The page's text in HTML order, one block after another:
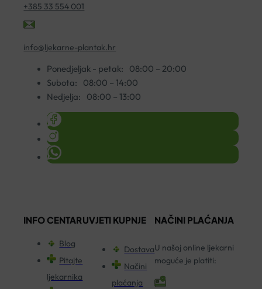
+385 33 554 001
info@ljekarne-plantak.hr
Ponedjeljak - petak:
08:00 – 20:00
Subota:
08:00 – 14:00
Nedjelja:
08:00 – 13:00
INFO CENTAR
Blog
Pitajte
ljekarnika
UVJETI KUPNJE
Dostava
Načini
plaćanja
NAČINI PLAĆANJA
U našoj online ljekarni
moguće je platiti: